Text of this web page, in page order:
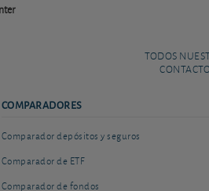
TODOS
COMPARADORES
Comparador depósitos y seguros
Comparador de ETF
Comparador de fondos